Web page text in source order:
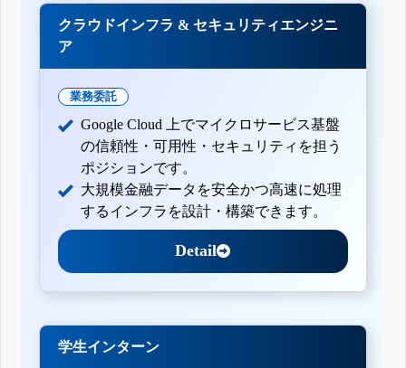
クラウドインフラ & セキュリティエンジニ
ア
業務委託
Google Cloud 上でマイクロサービス基盤
の信頼性・可用性・セキュリティを担う
ポジションです。
大規模金融データを安全かつ高速に処理
するインフラを設計・構築できます。
Detail
学生インターン